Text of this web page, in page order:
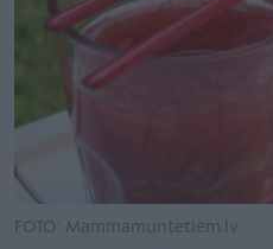
FOTO: Mammamuntetiem.lv